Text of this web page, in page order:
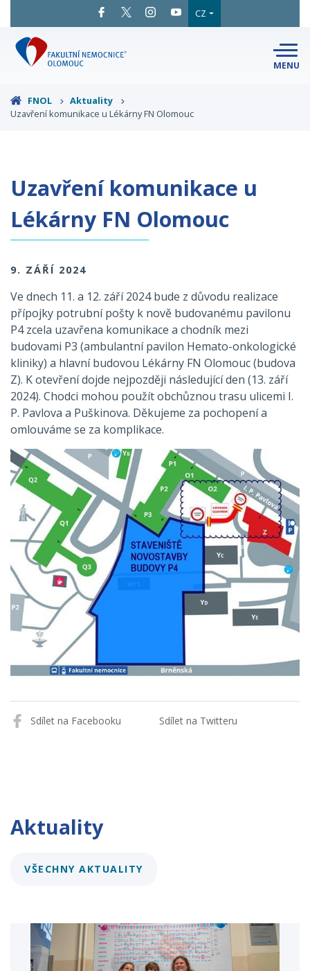
CZ
MENU
PACIENTIA NÁVŠTĚVY KLINIKYA ODDĚLENÍ
KONTAKTNÍINFORMACE
FNOL
Aktuality
Uzavření komunikace u Lékárny FN Olomouc
Uzavření komunikace u
Lékárny FN Olomouc
9. ZÁŘÍ 2024
Ve dnech 11. a 12. září 2024 bude z důvodu realizace
přípojky potrubní pošty k nově budovanému pavilonu
P4 zcela uzavřena komunikace a chodník mezi
budovami P3 (ambulantní pavilon Hemato-onkologické
kliniky) a hlavní budovou Lékárny FN Olomouc (budova
Z). K otevření dojde nejpozději následující den (13. září
2024). Chodci mohou použít obchůznou trasu ulicemi I.
P. Pavlova a Puškinova. Děkujeme za pochopení a
omlouváme se za komplikace.
Sdílet na Facebooku Sdílet na Twitteru
Aktuality
VŠECHNY AKTUALITY